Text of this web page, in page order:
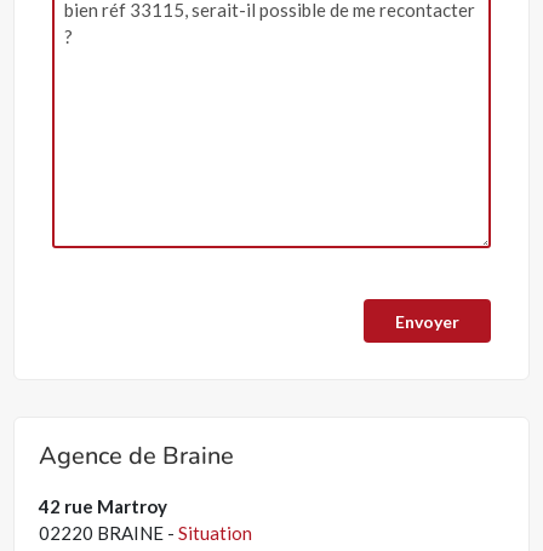
Agence de Braine
42 rue Martroy
02220 BRAINE -Situation